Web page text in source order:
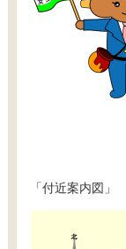
「付近案内図」